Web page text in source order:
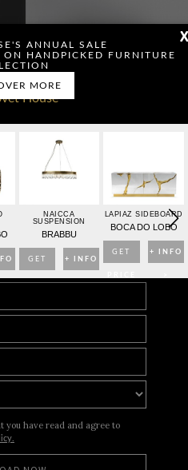
X
ANNUAL SALE
ON HANDPICKED FURNITURE
MORE
NAICCA
SUSPENSION
BRABBU
GET
PRICE
+ INFO
>
LAPIAZ SIDEBOARD
BOCA DO LOBO
GET + INFO
TO MANSIONS
you have read and agree to